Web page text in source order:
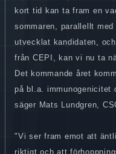
kort tid kan ta fram en
sommaren, parallellt
utvecklat kandidaten,
från CEPI, kan vi nu ta
Det kommande året
på bl.a. immunogenicitet
säger Mats Lundgren,
"Vi ser fram emot att
riktigt och att